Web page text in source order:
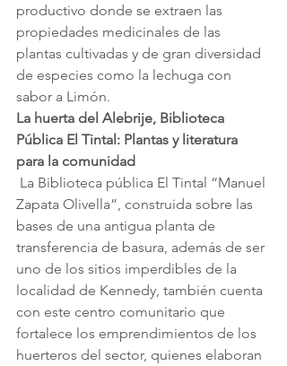
productivo donde se extraen las
propiedades medicinales de las
plantas cultivadas y de gran diversidad
de especies como la lechuga con
sabor a Limón.
La huerta del Alebrije, Biblioteca
Pública El Tintal: Plantas y literatura
para la comunidad
La Biblioteca pública El Tintal “Manuel
Zapata Olivella”, construida sobre las
bases de una antigua planta de
transferencia de basura, además de ser
uno de los sitios imperdibles de la
localidad de Kennedy, también cuenta
con este centro comunitario que
fortalece los emprendimientos de los
huerteros del sector, quienes elaboran